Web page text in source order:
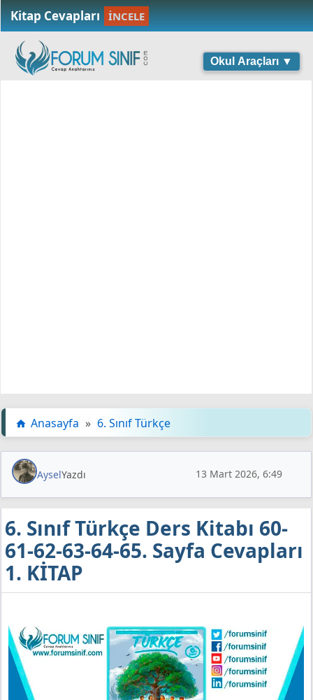
Kitap Cevapları İNCELE
Okul Araçları ▼
Anasayfa » 6. Sınıf Türkçe
AyselYazdı 13 Mart 2026, 6:49
6. Sınıf Türkçe Ders Kitabı 60-
61-62-63-64-65. Sayfa Cevapları
1. KİTAP